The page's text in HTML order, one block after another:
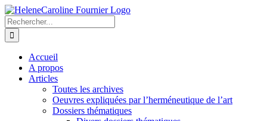
Passer
au
contenu
Rechercher:
Accueil
A propos
Articles
Toutes les archives
Oeuvres expliquées par l’herméneutique de l’art
Dossiers thématiques